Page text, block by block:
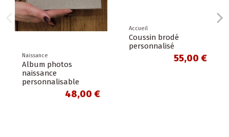
Naissance
Album photos
naissance
personnalisable
48,00 €
Accueil
Coussin brodé
personnalisé
55,00 €